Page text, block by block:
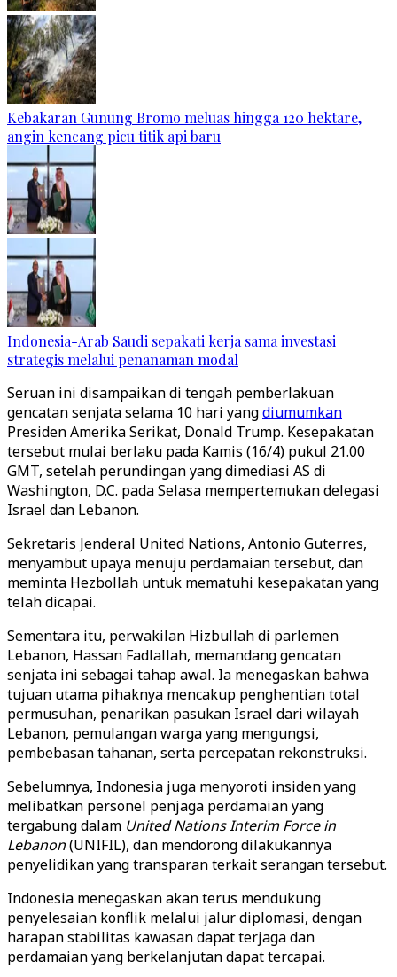
Kebakaran Gunung Bromo meluas hingga 120 hektare,
angin kencang picu titik api baru
Indonesia-Arab Saudi sepakati kerja sama investasi
strategis melalui penanaman modal
Seruan ini disampaikan di tengah pemberlakuan
gencatan senjata selama 10 hari yangdiumumkan
Presiden Amerika Serikat, Donald Trump. Kesepakatan
tersebut mulai berlaku pada Kamis (16/4) pukul 21.00
GMT, setelah perundingan yang dimediasi AS di
Washington, D.C. pada Selasa mempertemukan delegasi
Israel dan Lebanon.
Sekretaris Jenderal United Nations, Antonio Guterres,
menyambut upaya menuju perdamaian tersebut, dan
meminta Hezbollah untuk mematuhi kesepakatan yang
telah dicapai.
Sementara itu, perwakilan Hizbullah di parlemen
Lebanon, Hassan Fadlallah, memandang gencatan
senjata ini sebagai tahap awal. Ia menegaskan bahwa
tujuan utama pihaknya mencakup penghentian total
permusuhan, penarikan pasukan Israel dari wilayah
Lebanon, pemulangan warga yang mengungsi,
pembebasan tahanan, serta percepatan rekonstruksi.
Sebelumnya, Indonesia juga menyoroti insiden yang
melibatkan personel penjaga perdamaian yang
tergabung dalam United Nations Interim Force in
Lebanon(UNIFIL), dan mendorong dilakukannya
penyelidikan yang transparan terkait serangan tersebut.
Indonesia menegaskan akan terus mendukung
penyelesaian konflik melalui jalur diplomasi, dengan
harapan stabilitas kawasan dapat terjaga dan
perdamaian yang berkelanjutan dapat tercapai.